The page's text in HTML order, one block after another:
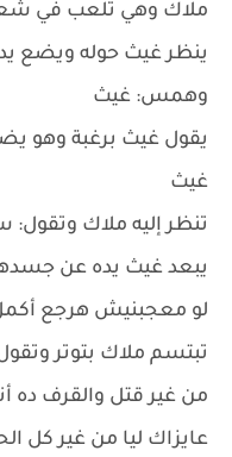
ملاك وهي تلعب في
ينظر غيث حوله ويضع
وهمس: غيث
يقول غيث برغبة وهو
غيث
تنظر إليه ملاك
يبعد غيث يده عن
لو معجبنيش هرجع
تبتسم ملاك بتوتر
من غير قتل والقرف ده
عايزاك ليا من غير كل